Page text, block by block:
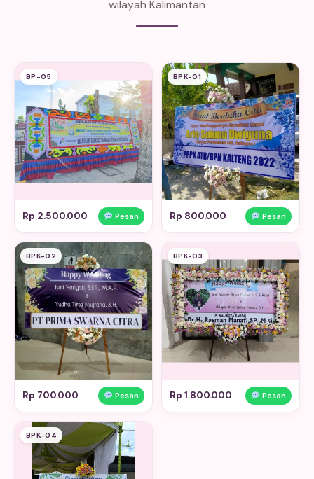
wilayah Kalimantan
BP-05
Rp 2.500.000 Pesan
BPK-01
Rp 800.000 Pesan
BPK-02
Rp 700.000 Pesan
BPK-03
Rp 1.800.000 Pesan
BPK-04